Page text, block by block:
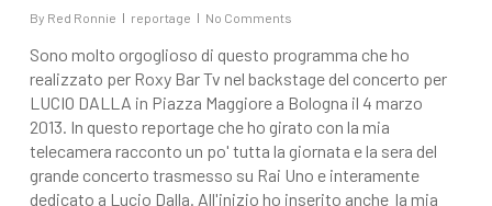
By Red Ronnie reportage No Comments
Sono molto orgoglioso di questo programma che ho
realizzato per Roxy Bar Tv nel backstage del concerto per
LUCIO DALLA in Piazza Maggiore a Bologna il 4 marzo
2013. In questo reportage che ho girato con la mia
telecamera racconto un po' tutta la giornata e la sera del
grande concerto trasmesso su Rai Uno e interamente
dedicato a Lucio Dalla. All'inizio ho inserito anche la mia